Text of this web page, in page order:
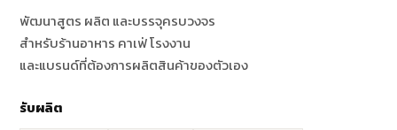
พัฒนาสูตร ผลิต และบรรจุครบวงจร
สำหรับร้านอาหาร คาเฟ่ โรงงาน
และแบรนด์ที่ต้องการผลิตสินค้าของตัวเอง
รับผลิต